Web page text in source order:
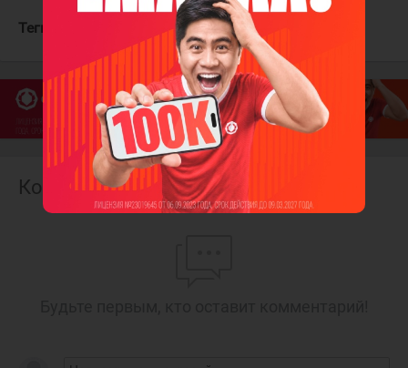
Теги: Санников Степан Арлан
Комментарии